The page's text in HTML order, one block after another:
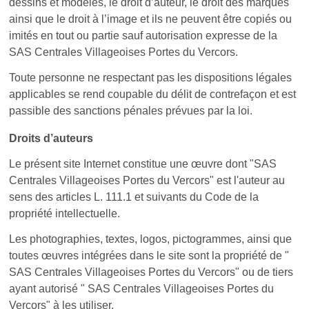
dessins et modèles, le droit d’auteur, le droit des marques
ainsi que le droit à l’image et ils ne peuvent être copiés ou
imités en tout ou partie sauf autorisation expresse de la
SAS Centrales Villageoises Portes du Vercors.
Toute personne ne respectant pas les dispositions légales
applicables se rend coupable du délit de contrefaçon et est
passible des sanctions pénales prévues par la loi.
Droits d’auteurs
Le présent site Internet constitue une œuvre dont "SAS
Centrales Villageoises Portes du Vercors" est l'auteur au
sens des articles L. 111.1 et suivants du Code de la
propriété intellectuelle.
Les photographies, textes, logos, pictogrammes, ainsi que
toutes œuvres intégrées dans le site sont la propriété de "
SAS Centrales Villageoises Portes du Vercors" ou de tiers
ayant autorisé " SAS Centrales Villageoises Portes du
Vercors" à les utiliser.